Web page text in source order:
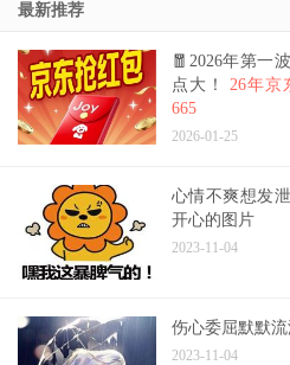
最新推荐
🧧2026年第一
点大！ 26年京
665
2026-01-25
心情不爽想发
开心的图片
2023-11-04
伤心委屈默默
2023-11-04